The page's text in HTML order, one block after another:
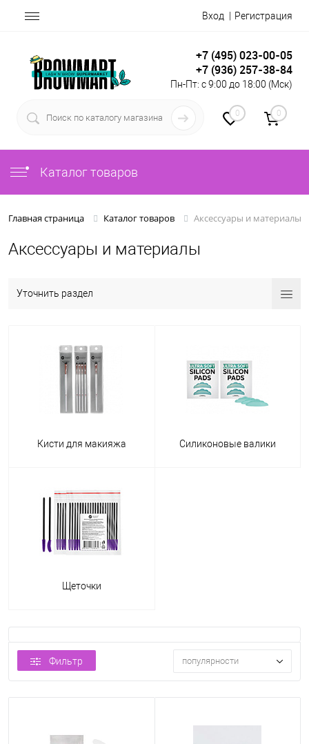
Вход Регистрация
+7 (495) 023-00-05
+7 (936) 257-38-84
Пн-Пт: с 9:00 до 18:00 (Мск)
0 0
Каталог товаров
Главная страница Каталог товаров Аксессуары и материалы
Аксессуары и материалы
Уточнить раздел
Кисти для макияжа Силиконовые валики
Щеточки
Фильтр популярности